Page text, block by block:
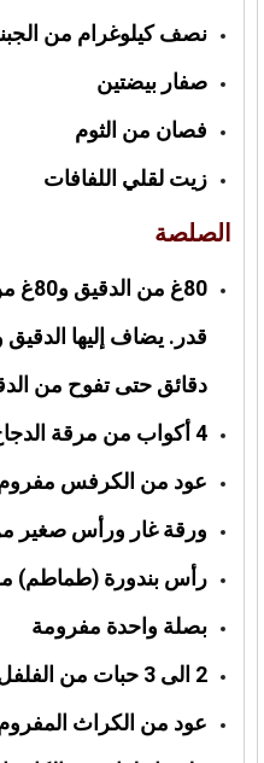
نصف كيلوغرام من
صفار بيضتين
فصان من الثوم
زيت لقلي اللفافات
الصلصة
80غ
دقائق حتى تفوح من
4 أكواب من مرقة الدجاج
عود من الكرفس
ورقة غار ورأس صغير
رأس بندورة (طماطم)
بصلة واحدة مفرومة
2 الى 3 حبات من الفلفل الحلو
عود من الكراث